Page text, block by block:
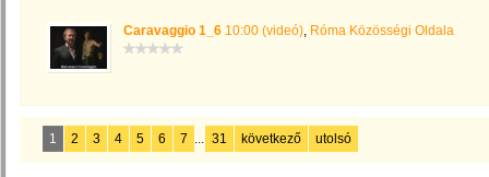
Caravaggio 1_6 10:00 (videó), Róma Közösségi Oldala
1 2 3 4 5 6 7 ... 31 következő utolsó